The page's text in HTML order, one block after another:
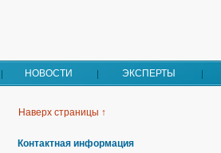
НОВОСТИ ЭКСПЕРТЫ
Наверх страницы ↑
Контактная информация